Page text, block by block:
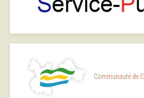
Communauté de